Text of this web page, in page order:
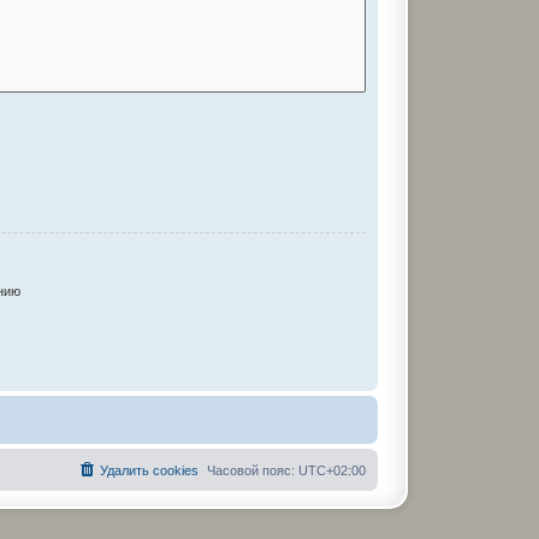
Часовой пояс: UTC+02:00
Удалить cookies